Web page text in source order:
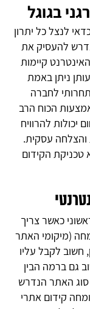
בגוגל
לנצל כל יתרון
להעסיק את
קיימות
ניתן באמת
לחברה
הכוח הרב
להרוויח
והצלחה עסקית.
טכניקת הקידום
כאשר צריך
(מיקומי האתר
חשוב לקבל עליו
גם ברמה הבין
סוג האתר הנדרש
קידום אתרי